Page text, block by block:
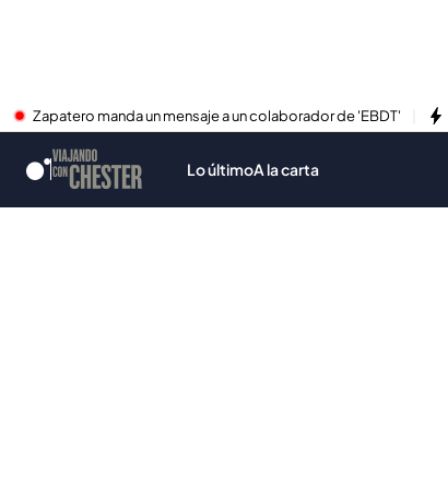
Zapatero manda un mensaje a un colaborador de 'EBDT'
Lo últimoA la carta